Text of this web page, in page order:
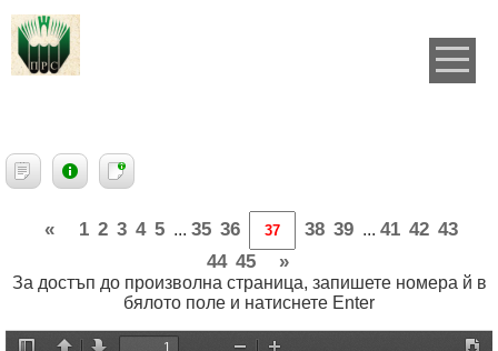
« 1 2 3 4 5 ... 35 36 38 39 ... 41 42 43
44 45 »
За достъп до произволна страница, запишете номера й в
бялото поле и натиснете Enter